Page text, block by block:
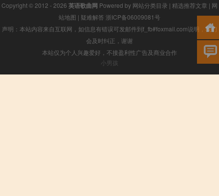
Copyright © 2012 - 2026 英语歌曲网 Powered by 网站分类目录 | 精选推荐文章 | 网
站地图 | 疑难解答 浙ICP备06009081号
声明：本站内容来自互联网，如信息有错误可发邮件到f_fb#foxmail.com说明，我们
会及时纠正，谢谢
本站仅为个人兴趣爱好，不接盈利性广告及商业合作
小男孩